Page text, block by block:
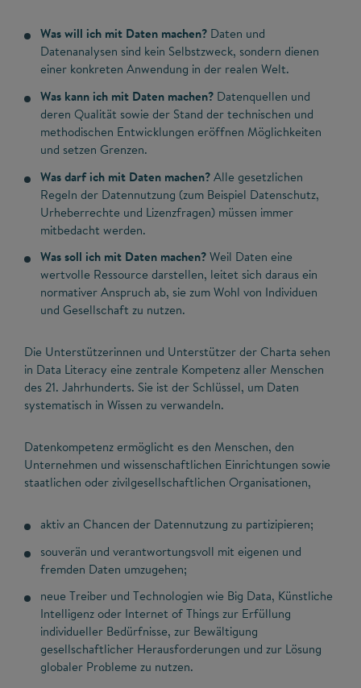
Was will ich mit Daten machen? Daten und
Datenanalysen sind kein Selbstzweck, sondern dienen
einer konkreten Anwendung in der realen Welt.
Was kann ich mit Daten machen? Datenquellen und
deren Qualität sowie der Stand der technischen und
methodischen Entwicklungen eröffnen Möglichkeiten
und setzen Grenzen.
Was darf ich mit Daten machen?Alle gesetzlichen
Regeln der Datennutzung (zum Beispiel Datenschutz,
Urheberrechte und Lizenzfragen) müssen immer
mitbedacht werden.
Was soll ich mit Daten machen?Weil Daten eine
wertvolle Ressource darstellen, leitet sich daraus ein
normativer Anspruch ab, sie zum Wohl von Individuen
und Gesellschaft zu nutzen.
Die Unterstützerinnen und Unterstützer der Charta sehen
in Data Literacy eine zentrale Kompetenz aller Menschen
des 21. Jahrhunderts. Sie ist der Schlüssel, um Daten
systematisch in Wissen zu verwandeln.
Datenkompetenz ermöglicht es den Menschen, den
Unternehmen und wissenschaftlichen Einrichtungen sowie
staatlichen oder zivilgesellschaftlichen Organisationen,
aktiv an Chancen der Datennutzung zu partizipieren;
souverän und verantwortungsvoll mit eigenen und
fremden Daten umzugehen;
neue Treiber und Technologien wie Big Data, Künstliche
Intelligenz oder Internet of Things zur Erfüllung
individueller Bedürfnisse, zur Bewältigung
gesellschaftlicher Herausforderungen und zur Lösung
globaler Probleme zu nutzen.